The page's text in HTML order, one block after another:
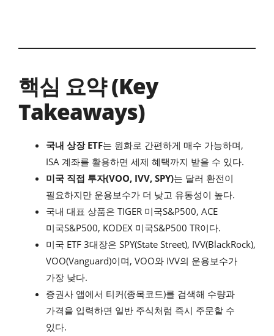
핵심 요약 (Key
Takeaways)
국내 상장 ETF는 원화로 간편하게 매수 가능하며,
ISA 계좌를 활용하면 세제 혜택까지 받을 수 있다.
미국 직접 투자(VOO, IVV, SPY)는 달러 환전이
필요하지만 운용보수가 더 낮고 유동성이 높다.
국내 대표 상품은 TIGER 미국S&P500, ACE
미국S&P500, KODEX 미국S&P500 TR이다.
미국 ETF 3대장은 SPY(State Street), IVV(BlackRock),
VOO(Vanguard)이며, VOO와 IVV의 운용보수가
가장 낮다.
증권사 앱에서 티커(종목코드)를 검색해 수량과
가격을 입력하면 일반 주식처럼 즉시 주문할 수
있다.